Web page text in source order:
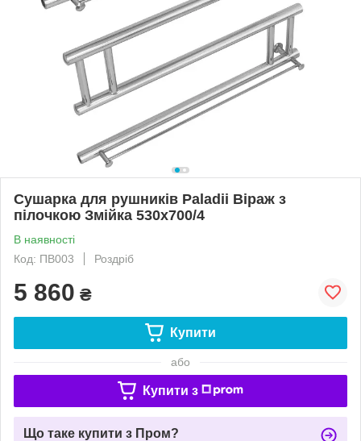
Сушарка для рушників Paladii Віраж з
пілочкою Змійка 530х700/4
В наявності
Код: ПВ003
Роздріб
5 860 ₴
Купити
або
Купити з
Що таке купити з Пром?